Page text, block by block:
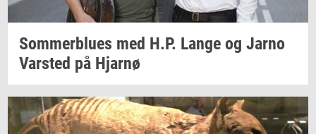
Som­mer­blu­es med H.P. Lange og Jarno
Var­sted på Hjar­nø